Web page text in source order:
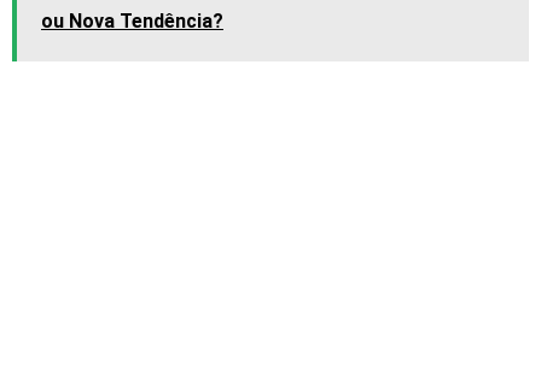
ou Nova Tendência?